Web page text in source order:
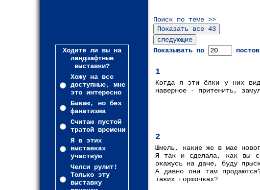
Ходите ли вы на
ландшафтные
выставки?
Хожу на все
доступные, мне
это интересно
Бываю, но без
фанатизма
Считаю пустой
тратой времени
Я в этих
выставках
участвую
Челси рулит!
Только эту
выставку
Поиск по теме >>
Показывать по постов
1
Когда я эти ёлки у них
наверное - притенить,
2
Шмель, какие же в мае
Я так и сделала, как вы
окажусь на даче, буду
А давно они там
таких горшочках?